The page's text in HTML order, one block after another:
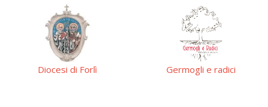
Germogli e radici Pastorale giovanile